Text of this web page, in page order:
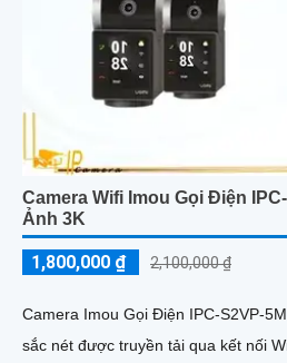
Camera Wifi Imou Gọi Điện
Ảnh 3K
1,800,000 ₫ 2,100,000 ₫
Camera Imou Gọi Điện IPC-S2VP-
sắc nét được truyền tải qua kết nối